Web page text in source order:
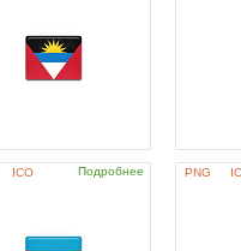
ICO Подробнее PNG